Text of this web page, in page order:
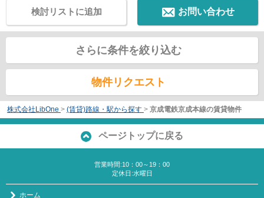
お問い合わせ
検討リストに追加
さらに条件を絞り込む
物件リクエスト
株式会社LibOne > (賃貸)路線・駅から探す > 京成電鉄京成本線の賃貸物件
ページトップに戻る
営業時間:10：00～19：00
定休日:水曜日
ホーム